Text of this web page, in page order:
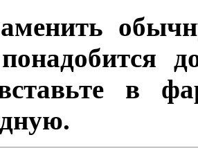
в